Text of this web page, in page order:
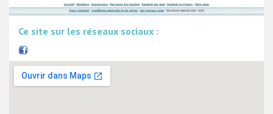
Ce site sur les réseaux sociaux :